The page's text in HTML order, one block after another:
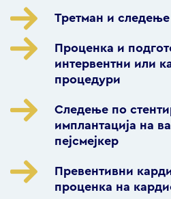
Третман и
Проценка и
интервентни или
процедури
Следење по
имплантација на
пејсмејкер
Превентивни
проценка на